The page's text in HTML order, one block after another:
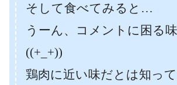
そして食べてみると…
うーん、コメントに困る味
((+_+))
鶏肉に近い味だとは知っ